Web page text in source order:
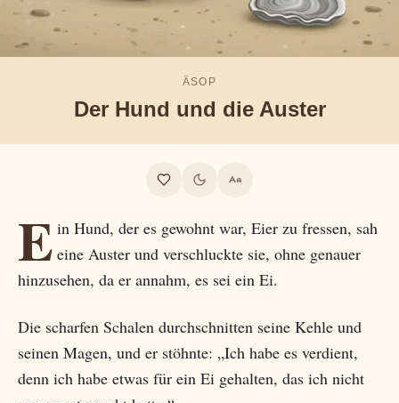
ÄSOP
Der Hund und die Auster
E in Hund, der es gewohnt war, Eier zu fressen, sah
eine Auster und verschluckte sie, ohne genauer
hinzusehen, da er annahm, es sei ein Ei.
Die scharfen Schalen durchschnitten seine Kehle und
seinen Magen, und er stöhnte: „Ich habe es verdient,
denn ich habe etwas für ein Ei gehalten, das ich nicht